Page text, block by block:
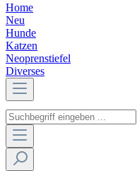
Home
Neu
Hunde
Katzen
Neoprenstiefel
Diverses